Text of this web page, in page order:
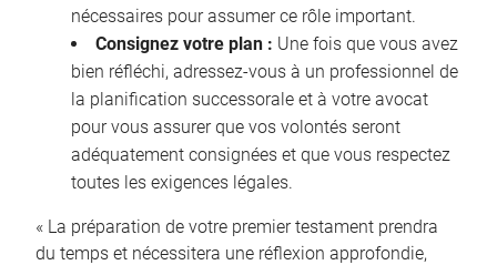
nécessaires pour assumer ce rôle important.
Consignez votre plan : Une fois que vous avez
bien réfléchi, adressez-vous à un professionnel de
la planification successorale et à votre avocat
pour vous assurer que vos volontés seront
adéquatement consignées et que vous respectez
toutes les exigences légales.
« La préparation de votre premier testament prendra
du temps et nécessitera une réflexion approfondie,